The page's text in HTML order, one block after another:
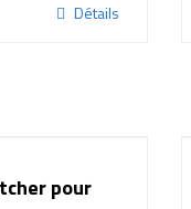
Détails
pour